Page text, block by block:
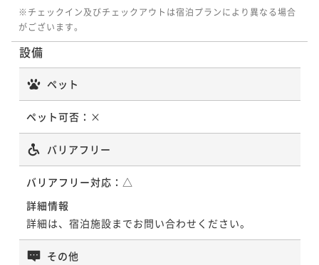
※チェックイン及びチェックアウトは宿泊プランにより異なる場合
がございます。
設備
ペット
ペット可否： ×
バリアフリー
バリアフリー対応： △
詳細情報
詳細は、宿泊施設までお問い合わせください。
その他